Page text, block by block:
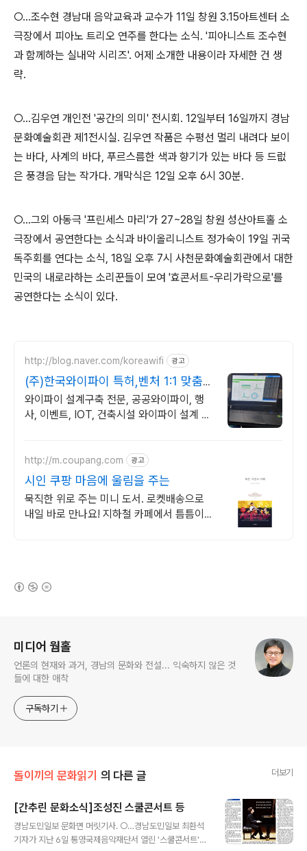
○…조수현 경남대 음악교육과 교수가 11일 창원 3.15아트센터 소
극장에서 피아노 트리오 연주를 한다는 소식. '피아니스트 조수현
과 함께하는 실내악 시리즈'. 어제 소개한 내용이라 자세한 건 생
략.
○…김우연 개인전 '공간의 의미' 전시회. 12일부터 16일까지 경남
문화예술회관 제1전시실. 김우연 작품은 수평선 멀리 내려다 보이
는 바다, 사계의 바다, 푸르스름한 색과 향기가 있는 바다 등 드럾
은 풍경음 담는 작가다. 개막식은 12일 오후 6시 30분.
○…그외 아동극 '프린세스 마리'가 27~28일 창원 성산아트홀 소
극장에서 공연한다는 소식과 바이올리니스트 정가숙이 19일 귀국
독주회를 연다는 소식, 18일 오후 7시 사천문화예술회관에서 대한
민국의 내로라하는 소리꾼들이 모여 '효콘서트-우리가락으로'를
공연한다는 소식이 있다.
http://blog.naver.com/koreawifi 광고
(주)한국와이파이 특허,벤처 1:1 맞춤
상담 및 견적
와이파이 설계구축 전문, 공공와이파이, 행
사, 이벤트, IOT, 건축시설 와이파이 설계 구
http://m.coupang.com 광고
시인 쿠팡 마음에 울림을 주는
묵직한 위로 주는 미니 도서. 로켓배송으로
내일 바로 만나요! 지하철 카페에서 틈틈이
미디어 웜홀
언론의 현재와 과거, 경남의 문화와 전설... 익숙하지 않은 것
들에 대한 애착
구독하기
돌이끼의 문화읽기 의 다른 글 더보기
[간추린 문화소식]조성진 스쿨콘서트 등
경남도민일보 문화면 머릿기사. ○…경남도민일보 최환석
기자가 지난 6일 통영국제음악재단서 열린 '스쿨콘서트'를